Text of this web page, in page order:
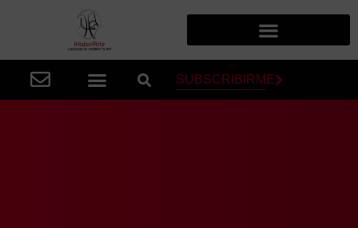
SUBSCRIBIRME